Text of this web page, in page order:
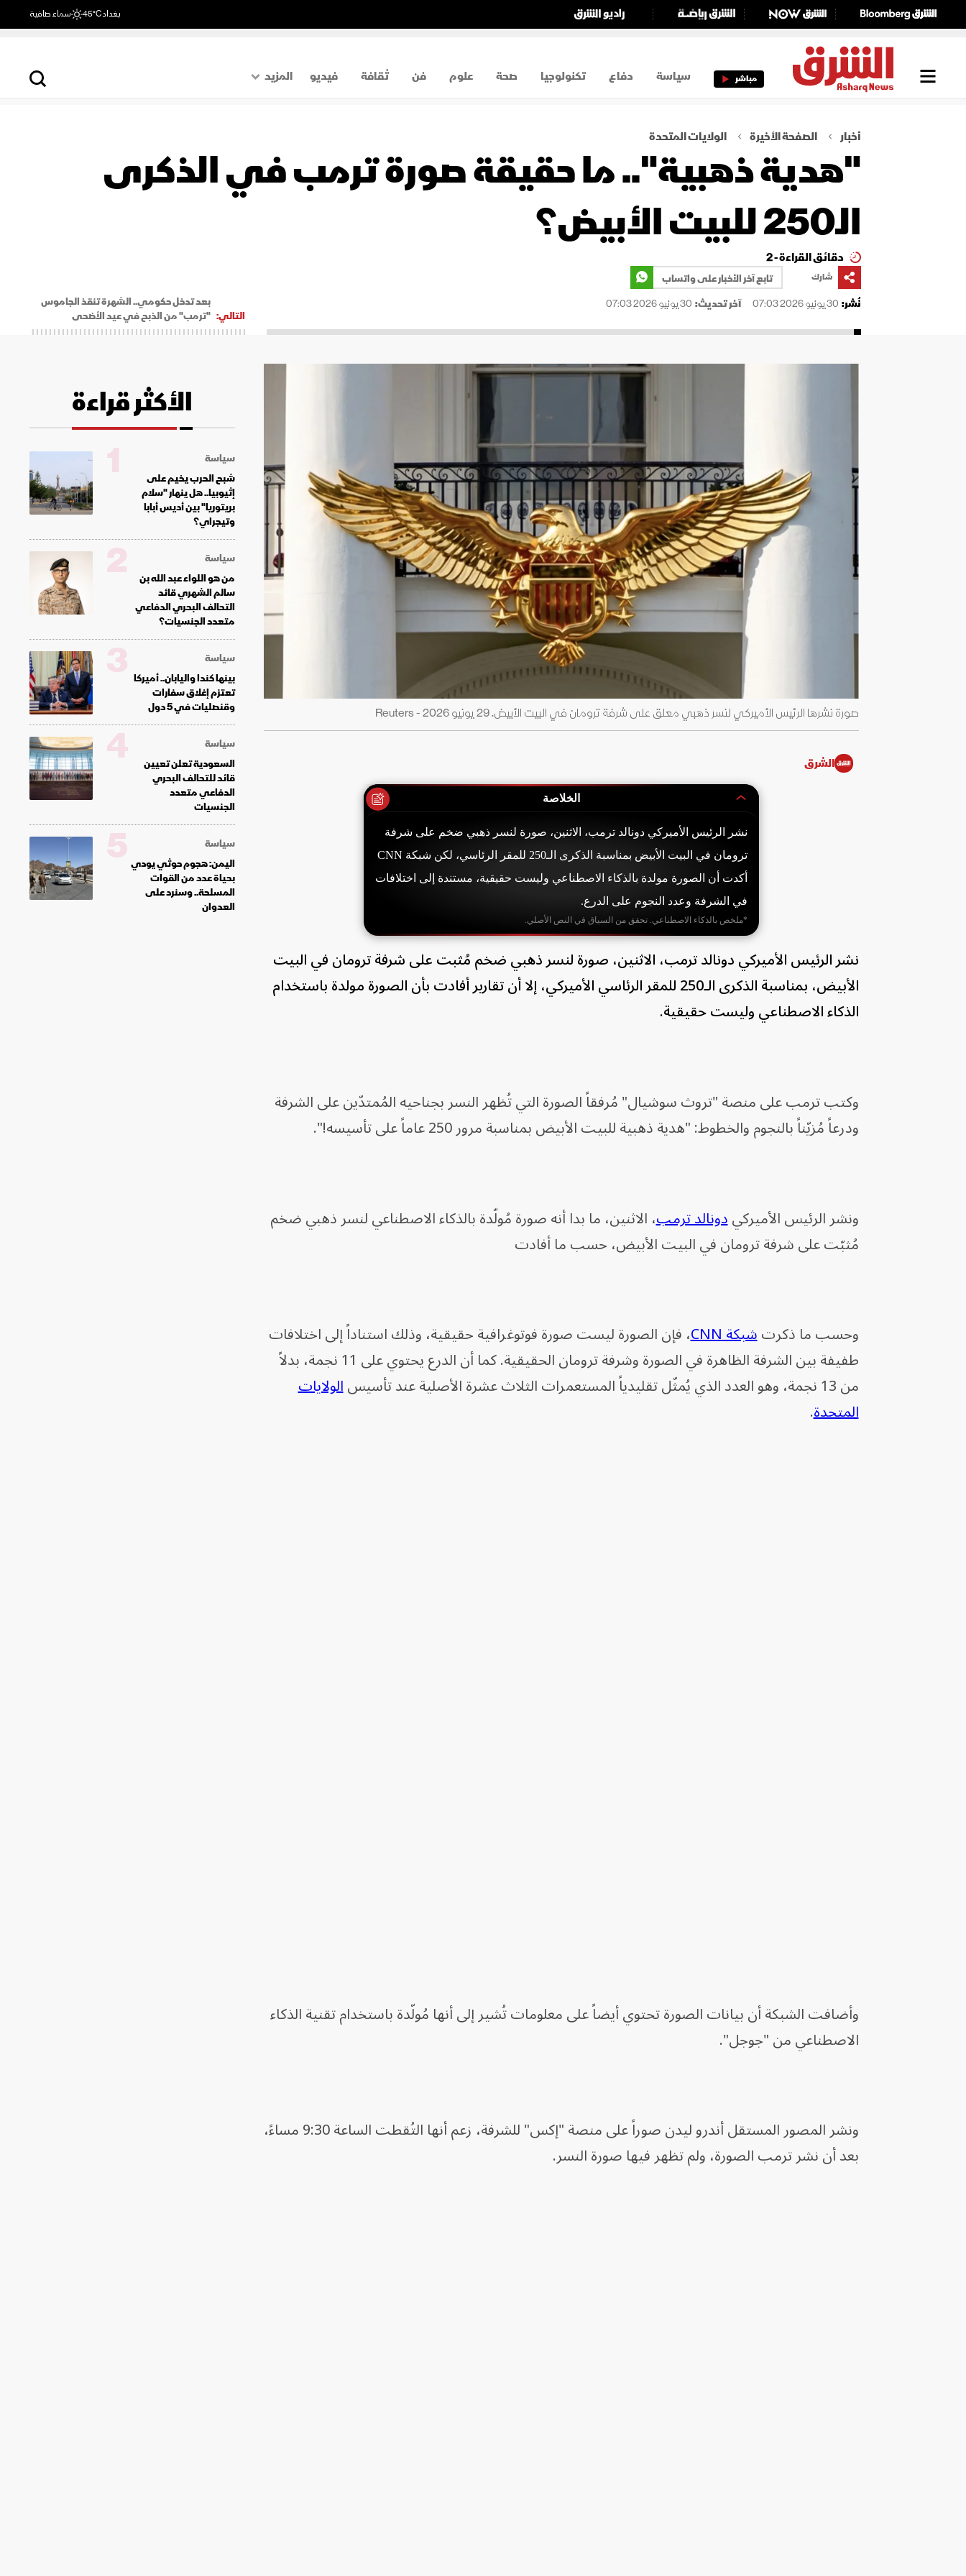
بغداد45°C سماء صافية
مباشر سياسة دفاع تكنولوجيا صحة علوم فن ثقافة فيديو
المزيد
اقتصاد
أخبار الصفحة الأخيرة الولايات المتحدة
"هدية ذهبية".. ما حقيقة صورة ترمب في الذكرى
الـ250 للبيت الأبيض؟
دقائق القراءة - 2
شارك
تابع آخر الأخبار على واتساب
نُشر: 30 يونيو 2026 07:03 آخر تحديث: 30 يونيو 2026 07:03
التالي:
بعد تدخل حكومي.. الشهرة تنقذ الجاموس
"ترمب" من الذبح في عيد الأضحى
صورة نشرها الرئيس الأميركي لنسر ذهبي معلق على شرفة ترومان في البيت الأبيض. 29 يونيو 2026 - Reuters
الشرق
الخلاصة
نشر الرئيس الأميركي دونالد ترمب، الاثنين، صورة لنسر ذهبي ضخم على شرفة
ترومان في البيت الأبيض بمناسبة الذكرى الـ250 للمقر الرئاسي، لكن شبكة CNN
أكدت أن الصورة مولدة بالذكاء الاصطناعي وليست حقيقية، مستندة إلى اختلافات
في الشرفة وعدد النجوم على الدرع.
*ملخص بالذكاء الاصطناعي. تحقق من السياق في النص الأصلي.
نشر الرئيس الأميركي دونالد ترمب، الاثنين، صورة لنسر ذهبي ضخم مُثبت على شرفة ترومان في البيت
الأبيض، بمناسبة الذكرى الـ250 للمقر الرئاسي الأميركي، إلا أن تقارير أفادت بأن الصورة مولدة باستخدام
الذكاء الاصطناعي وليست حقيقية.
وكتب ترمب على منصة "تروث سوشيال" مُرفقاً الصورة التي تُظهر النسر بجناحيه المُمتدّين على الشرفة
ودرعاً مُزيّناً بالنجوم والخطوط: "هدية ذهبية للبيت الأبيض بمناسبة مرور 250 عاماً على تأسيسه!".
ونشر الرئيس الأميركيدونالد ترمب، الاثنين، ما بدا أنه صورة مُولّدة بالذكاء الاصطناعي لنسر ذهبي ضخم
مُثبّت على شرفة ترومان في البيت الأبيض، حسب ما أفادت
وحسب ما ذكرتشبكة CNN
، فإن الصورة ليست صورة فوتوغرافية حقيقية، وذلك استناداً إلى اختلافات
طفيفة بين الشرفة الظاهرة في الصورة وشرفة ترومان الحقيقية. كما أن الدرع يحتوي على 11 نجمة، بدلاً
من 13 نجمة، وهو العدد الذي يُمثّل تقليدياً المستعمرات الثلاث عشرة الأصلية عند تأسيس
الولايات
المتحدة.
وأضافت الشبكة أن بيانات الصورة تحتوي أيضاً على معلومات تُشير إلى أنها مُولّدة باستخدام تقنية الذكاء
الاصطناعي من "جوجل".
ونشر المصور المستقل أندرو ليدن صوراً على منصة "إكس" للشرفة، زعم أنها التُقطت الساعة 9:30 مساءً،
بعد أن نشر ترمب الصورة، ولم تظهر فيها صورة النسر.
الأكثر قراءة
سياسة
شبح الحرب يخيم على
إثيوبيا.. هل ينهار "سلام
بريتوريا" بين أديس أبابا
وتيجراي؟
1
سياسة
من هو اللواء عبد الله بن
سالم الشهري قائد
التحالف البحري الدفاعي
متعدد الجنسيات؟
2
سياسة
بينها كندا واليابان.. أميركا
تعتزم إغلاق سفارات
وقنصليات في 5 دول
3
سياسة
السعودية تعلن تعيين
قائد للتحالف البحري
الدفاعي متعدد
الجنسيات
4
سياسة
اليمن: هجوم حوثي يودي
بحياة عدد من القوات
المسلحة.. وسنرد على
العدوان
5